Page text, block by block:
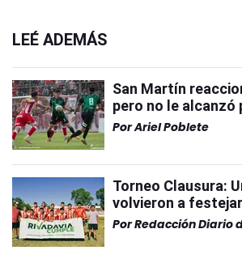
LEÉ ADEMÁS
San Martín
pero no le alcanzó
PorAriel Poblete
Torneo Clausura:
volvieron a festejar
PorRedacción Diario